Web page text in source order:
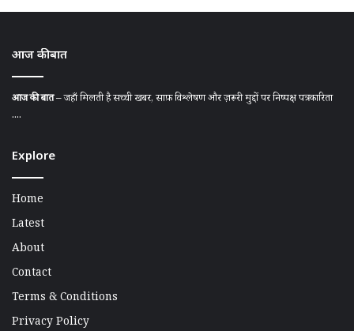
आज की बात
आज की बात– जहाँ मिलती है सच्ची खबर, साफ़ विश्लेषण और ज़रूरी मुद्दों पर निष्पक्ष पत्रकारिता
....
Explore
Home
Latest
About
Contact
Terms & Conditions
Privacy Policy